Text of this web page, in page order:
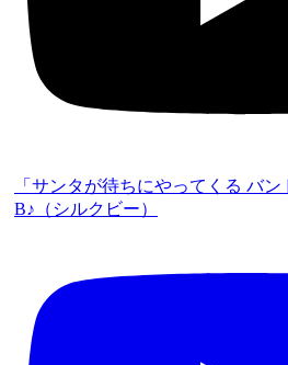
「サンタが待ちにやってくる バ
B♪（シルクビー）